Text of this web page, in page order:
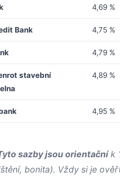
4,69 %
Bank 4,75 %
4,79 %
stavební
4,89 %
4,95 %
sazby jsou orientačník
bonita). Vždy si je